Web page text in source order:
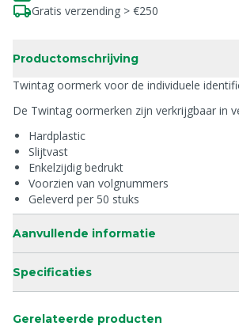
Gratis verzending > €250
Productomschrijving
Twintag oormerk voor de individuele
De Twintag oormerken zijn verkrijgbaar in
Hardplastic
Slijtvast
Enkelzijdig bedrukt
Voorzien van volgnummers
Geleverd per 50 stuks
Aanvullende informatie
Specificaties
Gerelateerde producten